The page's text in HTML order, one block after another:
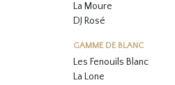
La Moure
DJ Rosé
GAMME DE BLANC
Les Fenouils Blanc
La Lone